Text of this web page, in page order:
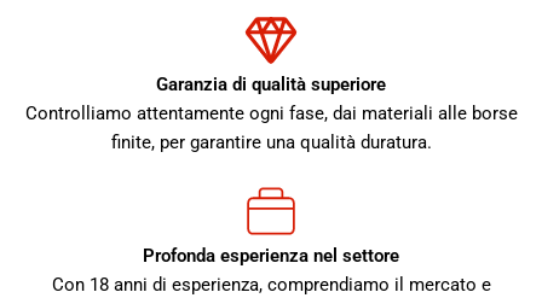
Garanzia di qualità superiore
Controlliamo attentamente ogni fase, dai materiali alle borse
finite, per garantire una qualità duratura.
Profonda esperienza nel settore
Con 18 anni di esperienza, comprendiamo il mercato e